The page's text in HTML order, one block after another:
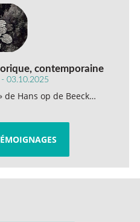
contemporaine
03.10.2025
de Hans op de Beeck…